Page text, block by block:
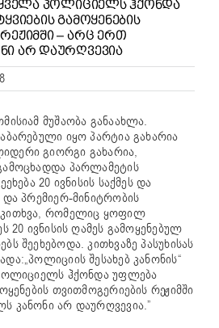
ᲞᲝᲚᲘᲪᲘᲔᲚᲡ ᲰᲥᲝᲜᲓᲐ
ᲒᲐᲛᲝᲧᲔᲜᲔᲑᲘᲡ
– ᲐᲠᲪ ᲔᲠᲗ
ᲐᲠ ᲓᲐᲣᲠᲦᲕᲔᲕᲘᲐ
მუშაობა განაახლა.
იყო პარტია გახარია
გიორგი გახარია,
პარლამეტის
20 ივნისის საქმეს და
პრემიერ-მინიტრობის
რომელიც ყოფილ
20 ივნისის ღამეს გამოყენებულ
შეეხებოდა. კითხვაზე პასუხისას
შესახებ კანონის“
ჰქონდა უფლება
თვითმოგერიების რეჟიმში
კანონი არ დაურღვევია.”